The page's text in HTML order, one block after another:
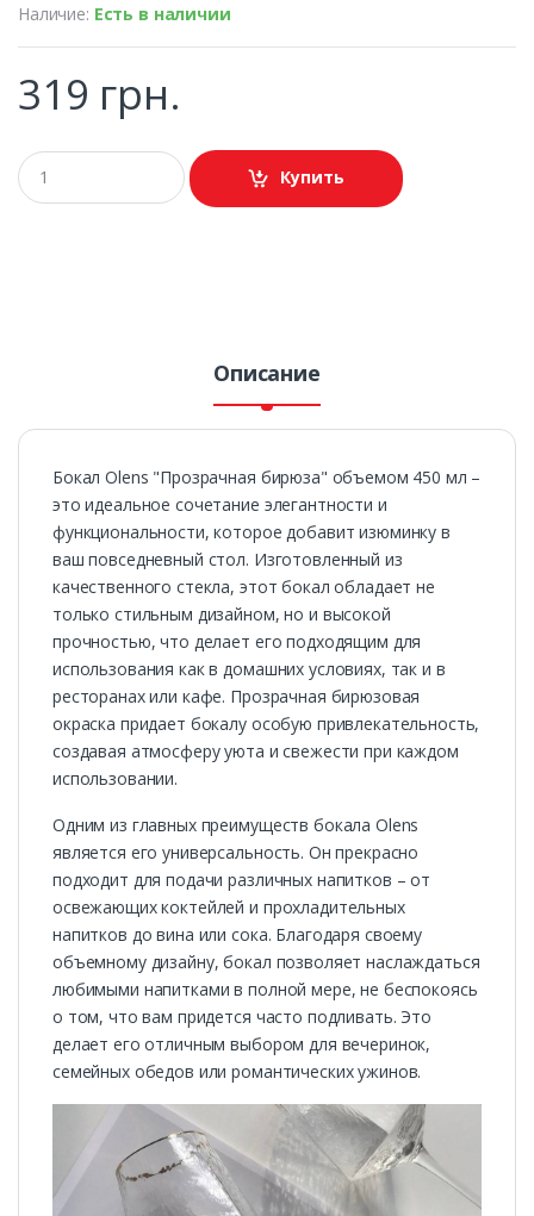
Наличие: Есть в наличии
319 грн.
Купить
Описание
Бокал Olens "Прозрачная бирюза" объемом 450 мл –
это идеальное сочетание элегантности и
функциональности, которое добавит изюминку в
ваш повседневный стол. Изготовленный из
качественного стекла, этот бокал обладает не
только стильным дизайном, но и высокой
прочностью, что делает его подходящим для
использования как в домашних условиях, так и в
ресторанах или кафе. Прозрачная бирюзовая
окраска придает бокалу особую привлекательность,
создавая атмосферу уюта и свежести при каждом
использовании.
Одним из главных преимуществ бокала Olens
является его универсальность. Он прекрасно
подходит для подачи различных напитков – от
освежающих коктейлей и прохладительных
напитков до вина или сока. Благодаря своему
объемному дизайну, бокал позволяет наслаждаться
любимыми напитками в полной мере, не беспокоясь
о том, что вам придется часто подливать. Это
делает его отличным выбором для вечеринок,
семейных обедов или романтических ужинов.